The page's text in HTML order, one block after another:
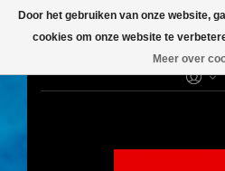
Door het gebruiken van onze website,
cookies om onze website te
Meer over